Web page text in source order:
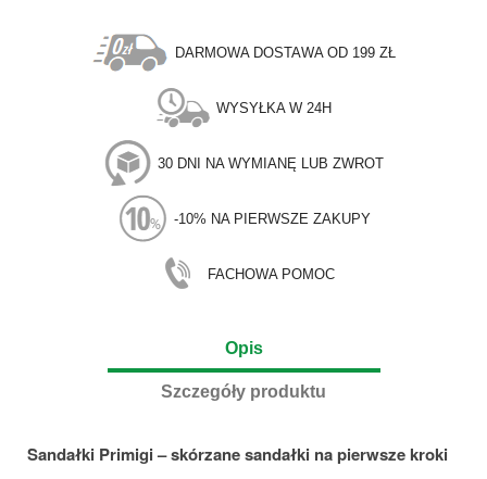
DARMOWA DOSTAWA OD 199 ZŁ
WYSYŁKA W 24H
30 DNI NA WYMIANĘ LUB ZWROT
-10% NA PIERWSZE ZAKUPY
FACHOWA POMOC
Opis
Szczegóły produktu
Sandałki Primigi – skórzane sandałki na pierwsze kroki